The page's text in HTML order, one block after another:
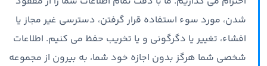
شدن، مورد سوء استفاده قرار گرفتن، دسترسی غیر مجاز یا
افشاء، تغییر یا دگرگونی و یا تخریب حفظ می کنیم. اطلاعات
شخصی شما هرگز بدون اجازه خود شما، به بیرون از مجموعه